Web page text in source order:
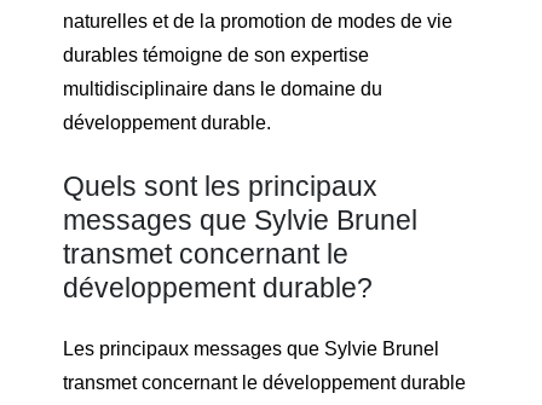
naturelles et de la promotion de modes de vie
durables témoigne de son expertise
multidisciplinaire dans le domaine du
développement durable.
Quels sont les principaux
messages que Sylvie Brunel
transmet concernant le
développement durable?
Les principaux messages que Sylvie Brunel
transmet concernant le développement durable